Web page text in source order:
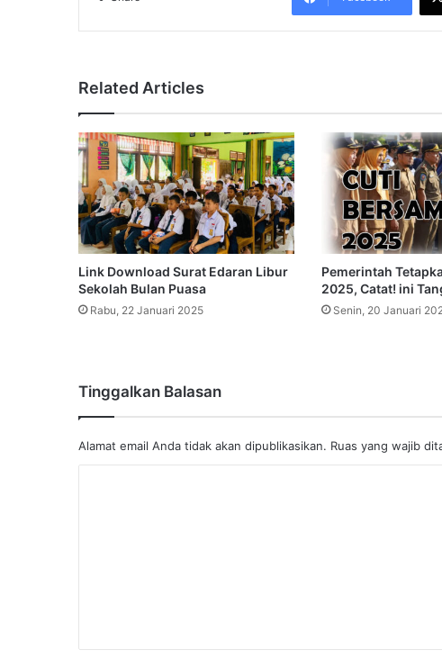
Related Articles
Link Download Surat Edaran Libur
Sekolah Bulan Puasa
Rabu, 22 Januari 2025
Pemerintah
2025, Catat! ini
Senin, 20 Januari
Tinggalkan Balasan
Alamat email Anda tidak akan dipublikasikan. Ruas yang wajib